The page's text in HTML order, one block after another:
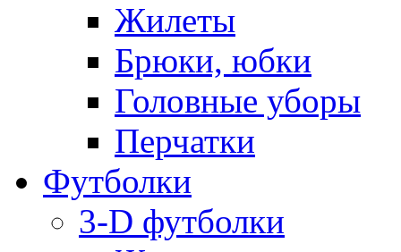
Жилеты
Брюки, юбки
Головные уборы
Перчатки
Футболки
3-D футболки